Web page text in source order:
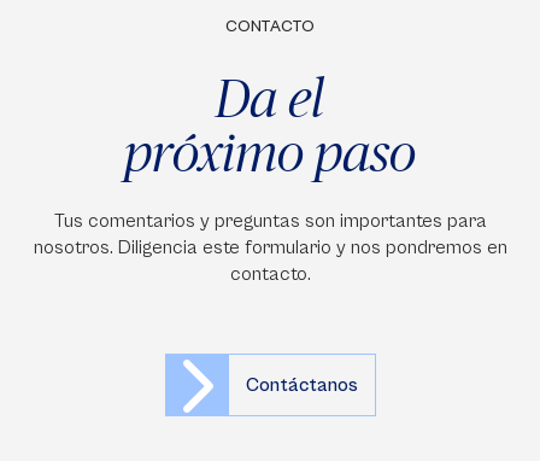
CONTACTO
Da el
próximo paso
Tus comentarios y preguntas son importantes para
nosotros. Diligencia este formulario y nos pondremos en
contacto.
Contáctanos